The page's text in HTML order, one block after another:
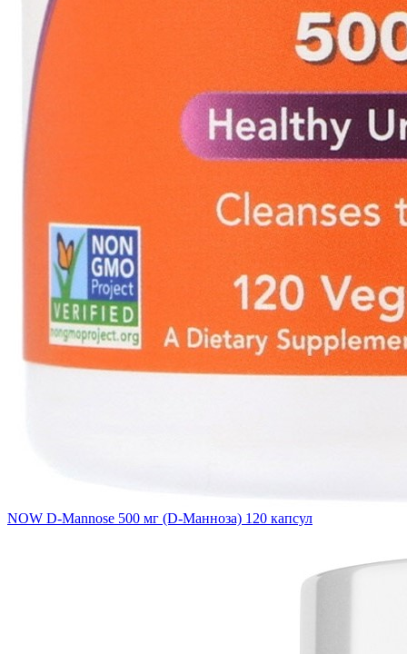
NOW D-Mannose 500 мг (D-Манноза) 120 капсул